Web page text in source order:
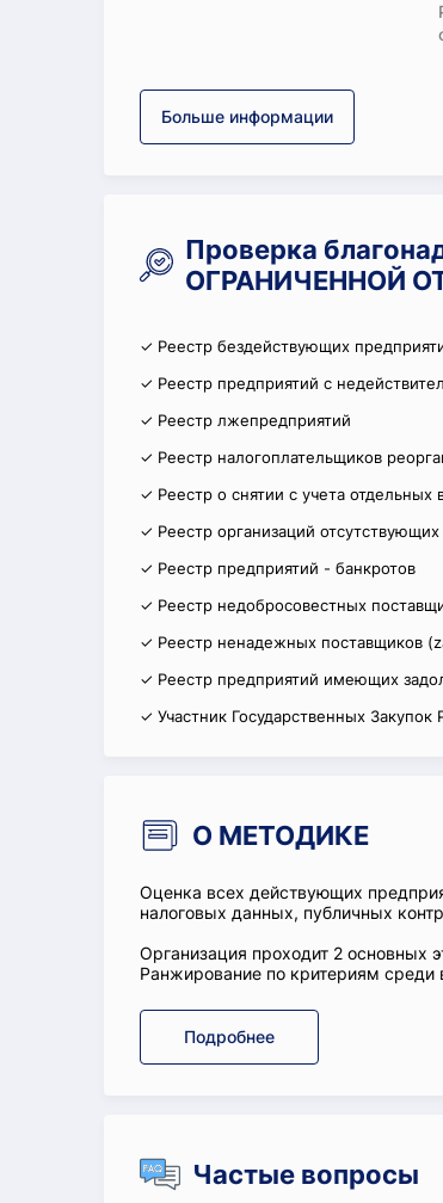
Больше информации
Проверка
ОГРАНИЧЕННОЙ
✓ Реестр бездействующих
✓ Реестр предприятий с
✓ Реестр лжепредприятий
✓ Реестр налогоплательщиков
✓ Реестр о снятии с учета отдельных
✓ Реестр организаций
✓ Реестр предприятий - банкротов
✓ Реестр недобросовестных
✓ Реестр ненадежных поставщиков
✓ Реестр предприятий имеющих
✓ Участник Государственных
О МЕТОДИКЕ
Оценка всех действующих
налоговых данных, публичных
Организация проходит 2 основных
Ранжирование по критериям среди
Подробнее
Частые вопросы